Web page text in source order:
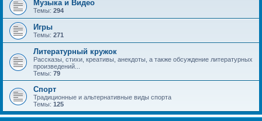
Музыка и Видео
Темы: 294
Игры
Темы: 271
Литературный кружок
Рассказы, стихи, креативы, анекдоты, а также обсуждение литературных
произведений...
Темы: 79
Спорт
Традиционные и альтернативные виды спорта
Темы: 125